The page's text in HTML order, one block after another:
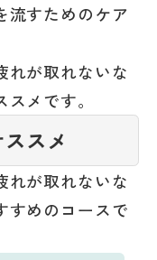
流すためのケア
れが取れないな
メです。
スメ
れが取れないな
すめのコースで